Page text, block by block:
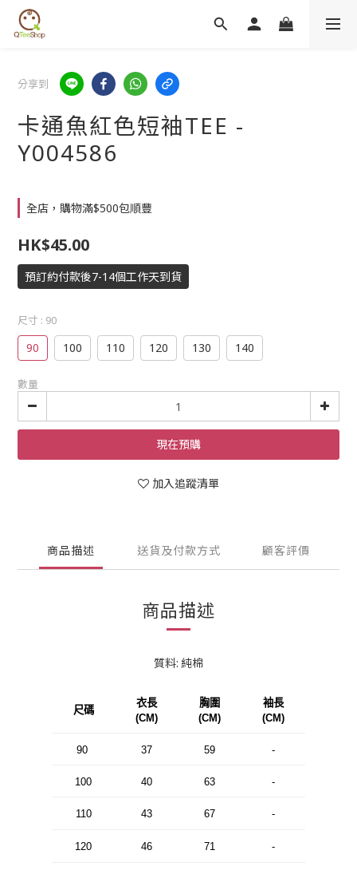
分享到
卡通魚紅色短袖TEE -
Y004586
全店，購物滿$500包順豐
HK$45.00
預訂約付款後7-14個工作天到貨
尺寸 : 90
90 100 110 120 130 140
數量
現在預購
加入追蹤清單
商品描述 送貨及付款方式 顧客評價
商品描述
質料: 純棉
尺碼
衣長
(CM)
胸圍
(CM)
袖長
(CM)
90 37 59 -
100 40 63 -
110 43 67 -
120 46 71 -